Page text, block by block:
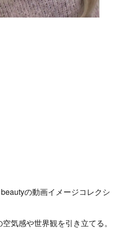
の動画イメージコレクシ
気感や世界観を引き立てる。